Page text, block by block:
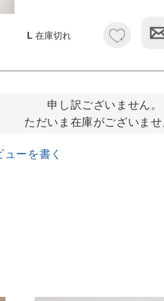
L 在庫切れ
申し訳ございません。
ただいま在庫がございませ
ューを書く